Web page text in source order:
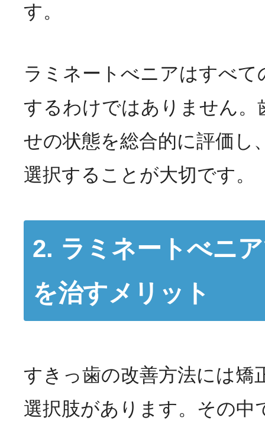
す。
ラミネートべニアはすべて
するわけではありません。
せの状態を総合的に評価し
選択することが大切です。
2. ラミネートべニ
を治すメリット
すきっ歯の改善方法には矯
選択肢があります。その中